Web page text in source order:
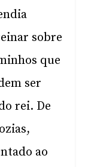
sobre
que
ser
rei. De
ao